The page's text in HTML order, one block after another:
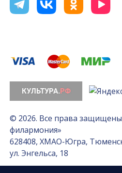
© 2026. Все права
филармония»
628408, ХМАО-Югра,
ул. Энгельса, 18